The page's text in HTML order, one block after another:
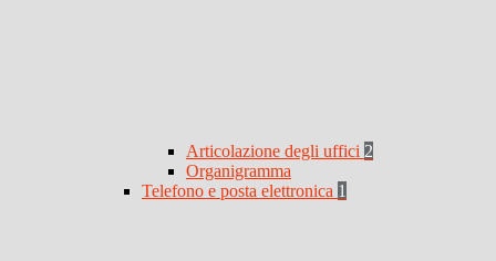
Articolazione degli uffici 2
Organigramma
Telefono e posta elettronica 1